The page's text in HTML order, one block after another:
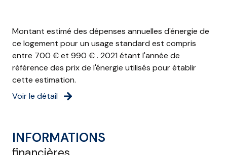
Montant estimé des dépenses annuelles d'énergie de
ce logement pour un usage standard est compris
entre 700 € et 990 € . 2021 étant l'année de
référence des prix de l'énergie utilisés pour établir
cette estimation.
Voir le détail
INFORMATIONS